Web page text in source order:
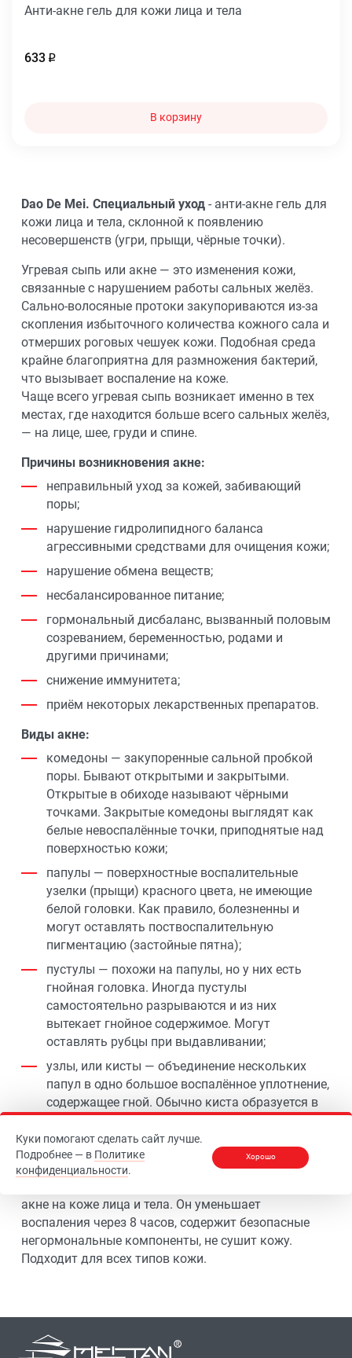
Анти-акне гель для кожи лица и тела
633
В корзину
Dao De Mei. Специальный уход - анти-акне гель для
кожи лица и тела, склонной к появлению
несовершенств (угри, прыщи, чёрные точки).
Угревая сыпь или акне — это изменения кожи,
связанные с нарушением работы сальных желёз.
Сально-волосяные протоки закупориваются из-за
скопления избыточного количества кожного сала и
отмерших роговых чешуек кожи. Подобная среда
крайне благоприятна для размножения бактерий,
что вызывает воспаление на коже.
Чаще всего угревая сыпь возникает именно в тех
местах, где находится больше всего сальных желёз,
— на лице, шее, груди и спине.
Причины возникновения акне:
неправильный уход за кожей, забивающий
поры;
нарушение гидролипидного баланса
агрессивными средствами для очищения кожи;
нарушение обмена веществ;
несбалансированное питание;
гормональный дисбаланс, вызванный половым
созреванием, беременностью, родами и
другими причинами;
снижение иммунитета;
приём некоторых лекарственных препаратов.
Виды акне:
комедоны — закупоренные сальной пробкой
поры. Бывают открытыми и закрытыми.
Открытые в обиходе называют чёрными
точками. Закрытые комедоны выглядят как
белые невоспалённые точки, приподнятые над
поверхностью кожи;
папулы — поверхностные воспалительные
узелки (прыщи) красного цвета, не имеющие
белой головки. Как правило, болезненны и
могут оставлять поствоспалительную
пигментацию (застойные пятна);
пустулы — похожи на папулы, но у них есть
гнойная головка. Иногда пустулы
самостоятельно разрываются и из них
вытекает гнойное содержимое. Могут
оставлять рубцы при выдавливании;
узлы, или кисты — объединение нескольких
папул в одно большое воспалённое уплотнение,
содержащее гной. Обычно киста образуется в
всегда остаются рубцы.
Анти-акне гель- средство направленного действия
акне на коже лица и тела. Он уменьшает
воспаления через 8 часов, содержит безопасные
негормональные компоненты, не сушит кожу.
Подходит для всех типов кожи.
Куки помогают сделать сайт лучше.
Подробнее — в Политике
конфиденциальности.
Хорошо